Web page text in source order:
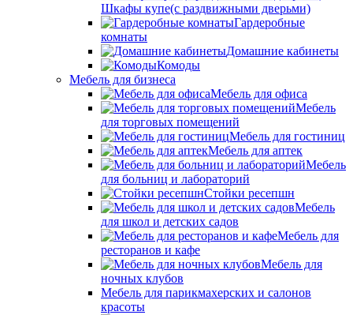
Шкафы купе(с раздвижными дверьми)
Гардеробные
комнаты
Домашние кабинеты
Комоды
Мебель для бизнеса
Мебель для офиса
Мебель
для торговых помещений
Мебель для гостиниц
Мебель для аптек
Мебель
для больниц и лабораторий
Стойки ресепшн
Мебель
для школ и детских садов
Мебель для
ресторанов и кафе
Мебель для
ночных клубов
Мебель для парикмахерских и салонов
красоты